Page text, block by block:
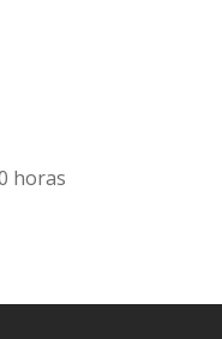
horas